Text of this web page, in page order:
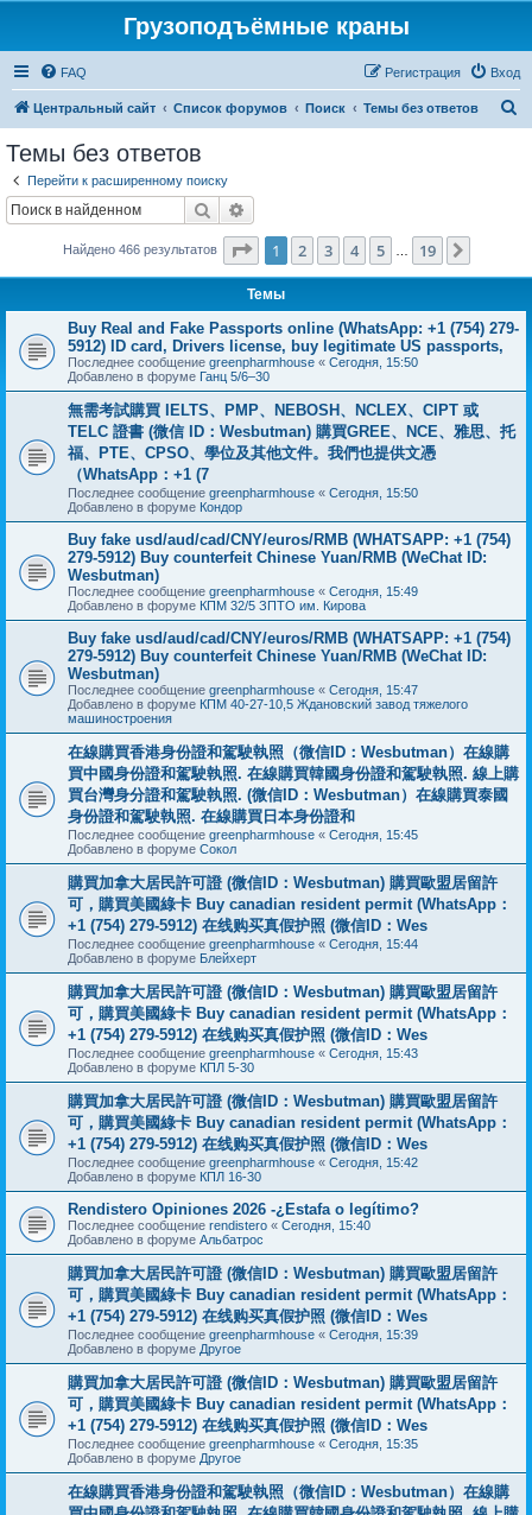
Грузоподъёмные краны
FAQ Вход
Регистрация
Центральный сайт Список форумов Поиск Темы без ответов
Темы без ответов
Перейти к расширенному поиску
Поиск
Найдено 466 результатов Страница из 19
1 2 3 4 5 19
Темы
Buy Real and Fake Passports online (WhatsApp: +1 (754) 279-
5912) ID card, Drivers license, buy legitimate US passports,
Последнее сообщение greenpharmhouse « Сегодня, 15:50
Добавлено в форуме Ганц 5/6–30
無需考試購買 IELTS、PMP、NEBOSH、NCLEX、CIPT 或
TELC 證書 (微信 ID：Wesbutman) 購買GREE、NCE、雅思、托
福、PTE、CPSO、學位及其他文件。我們也提供文憑
（WhatsApp：+1 (7
Последнее сообщение greenpharmhouse « Сегодня, 15:50
Добавлено в форуме Кондор
Buy fake usd/aud/cad/CNY/euros/RMB (WHATSAPP: +1 (754)
279-5912) Buy counterfeit Chinese Yuan/RMB (WeChat ID:
Wesbutman)
Последнее сообщение greenpharmhouse « Сегодня, 15:49
Добавлено в форуме КПМ 32/5 ЗПТО им. Кирова
Buy fake usd/aud/cad/CNY/euros/RMB (WHATSAPP: +1 (754)
279-5912) Buy counterfeit Chinese Yuan/RMB (WeChat ID:
Wesbutman)
Последнее сообщение greenpharmhouse « Сегодня, 15:47
Добавлено в форуме КПМ 40-27-10,5 Ждановский завод тяжелого
машиностроения
在線購買香港身份證和駕駛執照（微信ID：Wesbutman）在線購
買中國身份證和駕駛執照. 在線購買韓國身份證和駕駛執照. 線上購
買台灣身分證和駕駛執照. (微信ID：Wesbutman）在線購買泰國
身份證和駕駛執照. 在線購買日本身份證和
Последнее сообщение greenpharmhouse « Сегодня, 15:45
Добавлено в форуме Сокол
購買加拿大居民許可證 (微信ID：Wesbutman) 購買歐盟居留許
可，購買美國綠卡 Buy canadian resident permit (WhatsApp：
+1 (754) 279-5912) 在线购买真假护照 (微信ID：Wes
Последнее сообщение greenpharmhouse « Сегодня, 15:44
Добавлено в форуме Блейхерт
購買加拿大居民許可證 (微信ID：Wesbutman) 購買歐盟居留許
可，購買美國綠卡 Buy canadian resident permit (WhatsApp：
+1 (754) 279-5912) 在线购买真假护照 (微信ID：Wes
Последнее сообщение greenpharmhouse « Сегодня, 15:43
Добавлено в форуме КПЛ 5-30
購買加拿大居民許可證 (微信ID：Wesbutman) 購買歐盟居留許
可，購買美國綠卡 Buy canadian resident permit (WhatsApp：
+1 (754) 279-5912) 在线购买真假护照 (微信ID：Wes
Последнее сообщение greenpharmhouse « Сегодня, 15:42
Добавлено в форуме КПЛ 16-30
Rendistero Opiniones 2026 -¿Estafa o legítimo?
Последнее сообщение rendistero « Сегодня, 15:40
Добавлено в форуме Альбатрос
購買加拿大居民許可證 (微信ID：Wesbutman) 購買歐盟居留許
可，購買美國綠卡 Buy canadian resident permit (WhatsApp：
+1 (754) 279-5912) 在线购买真假护照 (微信ID：Wes
Последнее сообщение greenpharmhouse « Сегодня, 15:39
Добавлено в форуме Другое
購買加拿大居民許可證 (微信ID：Wesbutman) 購買歐盟居留許
可，購買美國綠卡 Buy canadian resident permit (WhatsApp：
+1 (754) 279-5912) 在线购买真假护照 (微信ID：Wes
Последнее сообщение greenpharmhouse « Сегодня, 15:35
Добавлено в форуме Другое
在線購買香港身份證和駕駛執照（微信ID：Wesbutman）在線購